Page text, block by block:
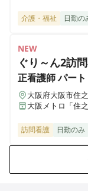
介護・福祉 日勤の
NEW
ぐり～ん2訪
正看護師パー
大阪府大阪市住
大阪メトロ「住
訪問看護 日勤のみ